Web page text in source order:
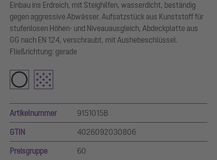
Einbau ins Erdreich, mit Steighilfen, wasserdicht, beständig
gegen aggressive Abwässer. Aufsatzstück aus Kunststoff für
stufenlosen Höhen- und Niveauausgleich, Abdeckplatte aus
GG nach EN 124, verschraubt, mit Aushebeschlüssel.
Fließrichtung: gerade
Artikelnummer 9151015B
GTIN 4026092030806
Preisgruppe 60